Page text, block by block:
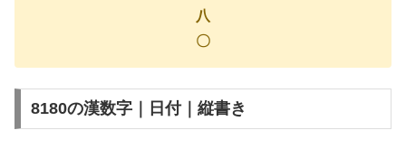
八
〇
8180の漢数字｜日付｜縦書き